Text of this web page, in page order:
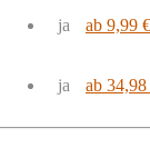
ja ab 9,99 €
ja ab 34,98